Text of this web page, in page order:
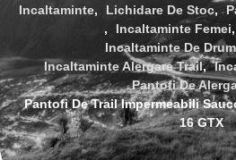
Incaltaminte, Lichidare De Stoc,
,
Incaltaminte Femei,
Incaltaminte De
Incaltaminte Alergare Trail,
Pantofi De
Pantofi De Trail Impermeabili
16 GTX